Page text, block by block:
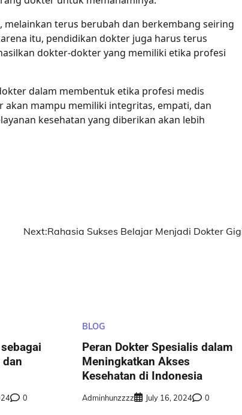
terus berubah dan berkembang seiring
itu, pendidikan dokter juga harus terus
dokter-dokter yang memiliki etika profesi
dalam membentuk etika profesi medis
mampu memiliki integritas, empati, dan
kesehatan yang diberikan akan lebih
Next:Rahasia Sukses Belajar Menjadi Dokter
dan
0
BLOG
Peran Dokter Spesialis dalam
Meningkatkan Akses
Kesehatan di Indonesia
Adminhunzzzz July 16, 2024 0